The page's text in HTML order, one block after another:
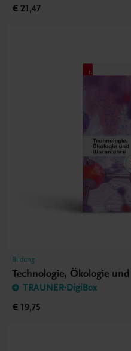
€ 21,47
Bildung
Technologie, Ökologie
TRAUNER-DigiBox
€ 19,75